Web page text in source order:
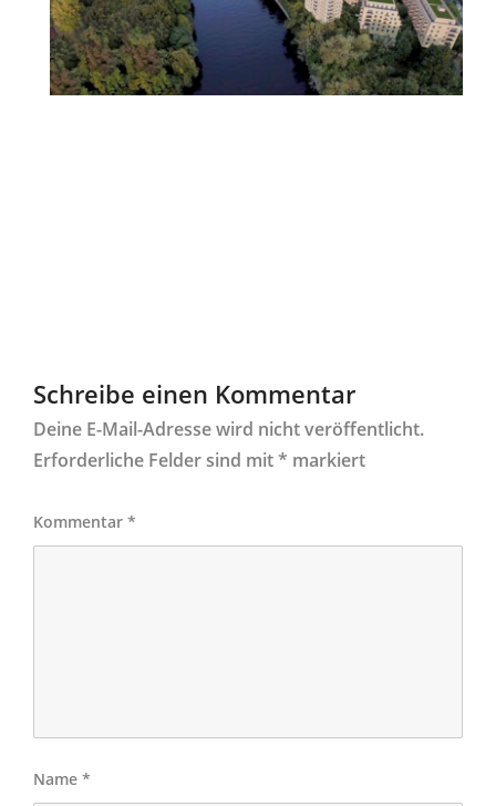
Schreibe einen Kommentar
Deine E-Mail-Adresse wird nicht veröffentlicht.
Erforderliche Felder sind mit* markiert
Kommentar *
Name *